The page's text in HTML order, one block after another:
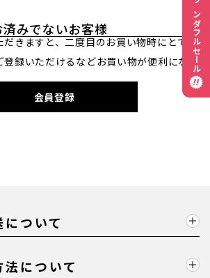
みでないお客様
きますと、二度目のお買い物時にとて
録いただけるなどお買い物が便利にな
会員登録
ついて
について
ワンダフルセール